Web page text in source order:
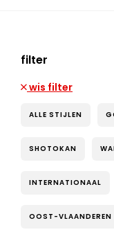
filter
wis filter
ALLE STIJLEN
SHOTOKAN
INTERNATIONAAL
OOST-VLAANDEREN